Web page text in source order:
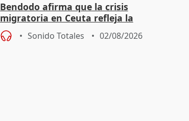
Bendodo afirma que la crisis
migratoria en Ceuta refleja la
"extrema debilidad" del Gobierno
Sonido Totales 02/08/2026